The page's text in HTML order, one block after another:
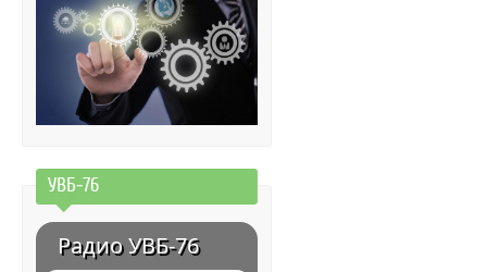
УВБ-76
Радио УВБ-76